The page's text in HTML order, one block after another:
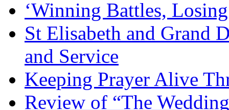
‘Winning Battles, Losing
St Elisabeth and Grand
and Service
Keeping Prayer Alive
Review of “The